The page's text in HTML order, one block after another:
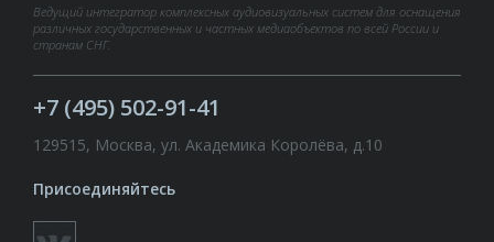
Ведущий интегратор комплексных аудиовизуальных систем для оснащения
различных государственных и частных медиаобъектов по всей России и
странам СНГ.
+7 (495) 502-91-41
129515, Москва, ул. Академика Королёва, д.10
Присоединяйтесь